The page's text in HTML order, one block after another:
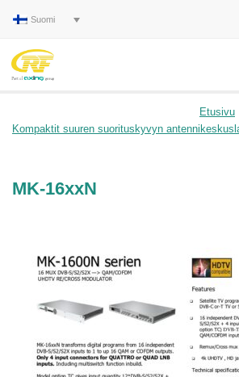
Suomi
Etusivu
Kompaktit suuren suorituskyvyn
MK-16xxN